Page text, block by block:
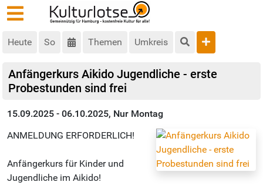
Heute So Themen Umkreis
Anfängerkurs Aikido Jugendliche - erste
Probestunden sind frei
15.09.2025 - 06.10.2025, Nur Montag
ANMELDUNG ERFORDERLICH!
Anfängerkurs für Kinder und
Jugendliche im Aikido!